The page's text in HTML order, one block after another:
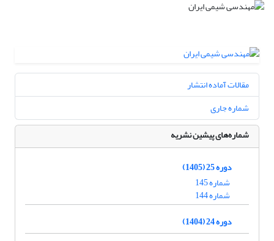
مقالات آماده انتشار
شماره جاری
شماره‌های پیشین نشریه
دوره 25 (1405)
شماره 145
شماره 144
دوره 24 (1404)